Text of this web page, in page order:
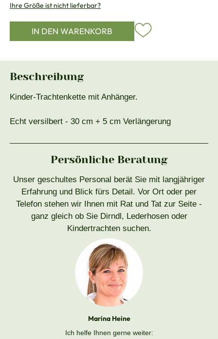
Ihre Größe ist nicht lieferbar?
IN DEN WARENKORB
Beschreibung
Kinder-Trachtenkette mit Anhänger.
Echt versilbert - 30 cm + 5 cm Verlängerung
Persönliche Beratung
Unser geschultes Personal berät Sie mit langjähriger
Erfahrung und Blick fürs Detail. Vor Ort oder per
Telefon stehen wir Ihnen mit Rat und Tat zur Seite -
ganz gleich ob Sie Dirndl, Lederhosen oder
Kindertrachten suchen.
Marina Heine
Ich helfe Ihnen gerne weiter: